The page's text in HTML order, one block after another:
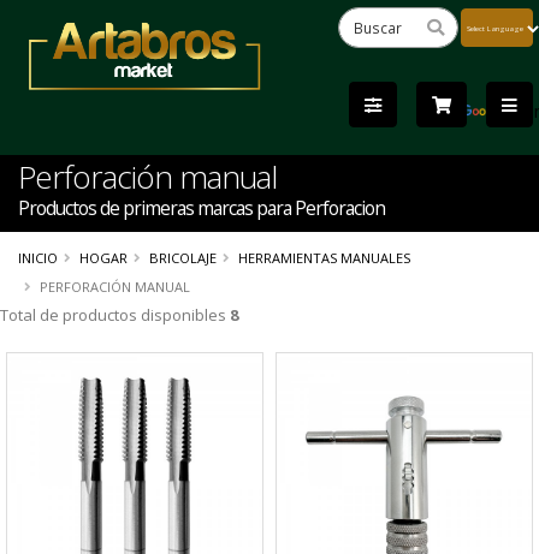
by
Perforación manual
Productos de primeras marcas para Perforacion
INICIO HOGAR BRICOLAJE
HERRAMIENTAS MANUALES
PERFORACIÓN MANUAL
Total de productos disponibles 8